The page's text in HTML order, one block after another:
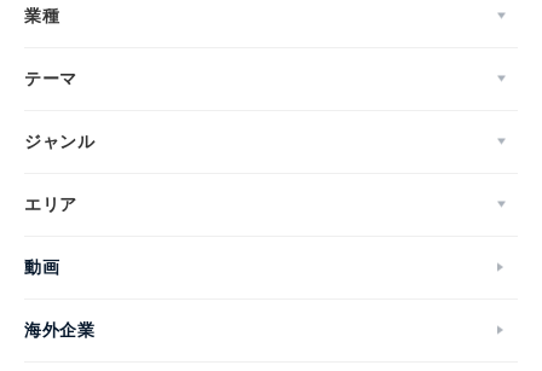
業種
テーマ
ジャンル
エリア
動画
海外企業